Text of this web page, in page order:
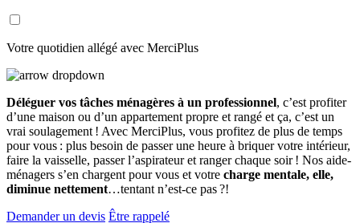
Votre quotidien allégé avec MerciPlus
Déléguer vos tâches ménagères à un professionnel, c’est profiter
d’une maison ou d’un appartement propre et rangé et ça, c’est un
vrai soulagement ! Avec MerciPlus, vous profitez de plus de temps
pour vous : plus besoin de passer une heure à briquer votre intérieur,
faire la vaisselle, passer l’aspirateur et ranger chaque soir ! Nos aide-
ménagers s’en chargent pour vous et votre charge mentale, elle,
diminue nettement…tentant n’est-ce pas ?!
Demander un devis Être rappelé